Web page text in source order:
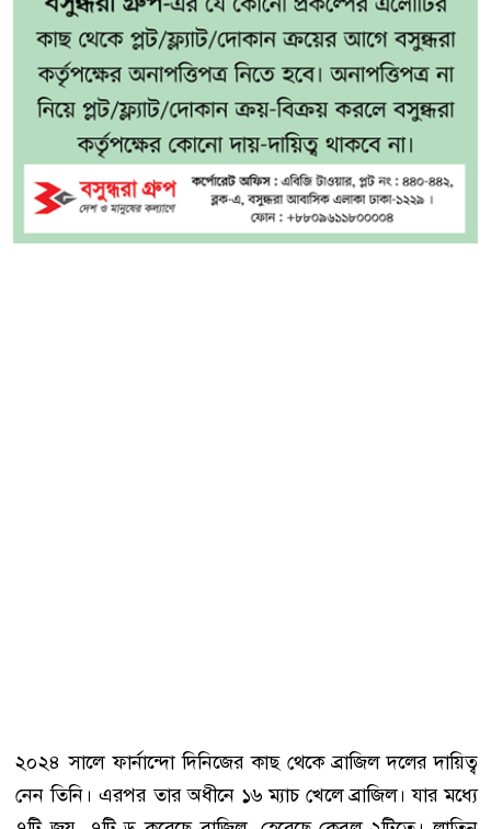
২০২৪ সালে ফার্নান্দো দিনিজের কাছ থেকে ব্রাজিল দলের দায়িত্ব
নেন তিনি। এরপর তার অধীনে ১৬ ম্যাচ খেলে ব্রাজিল। যার মধ্যে